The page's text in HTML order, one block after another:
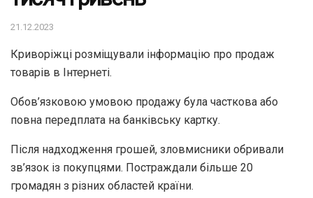
21.12.2023
Криворіжці розміщували інформацію про продаж
товарів в Інтернеті.
Обов’язковою умовою продажу була часткова або
повна передплата на банківську картку.
Після надходження грошей, зловмисники обривали
зв’язок із покупцями. Постраждали більше 20
громадян з різних областей країни.